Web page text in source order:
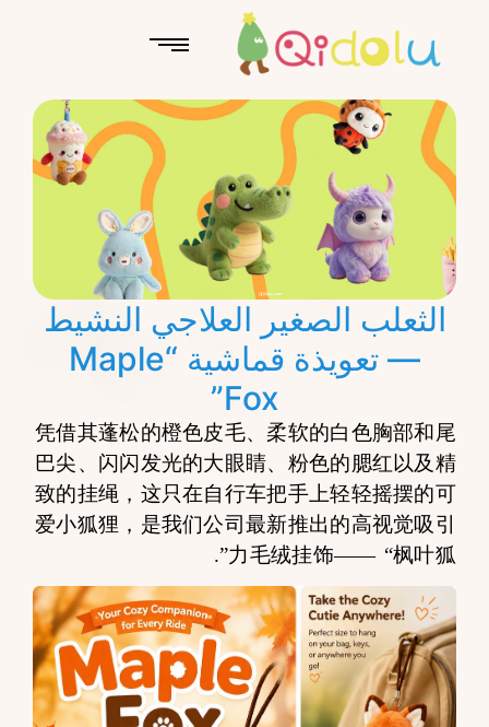
الثعلب الصغير العلاجي النشيط
— تعويذة قماشية “Maple
Fox”
凭借其蓬松的橙色皮毛、柔软的白色胸部和尾
巴尖、闪闪发光的大眼睛、粉色的腮红以及精
致的挂绳，这只在自行车把手上轻轻摇摆的可
爱小狐狸，是我们公司最新推出的高视觉吸引
力毛绒挂饰—— “枫叶狐”
.